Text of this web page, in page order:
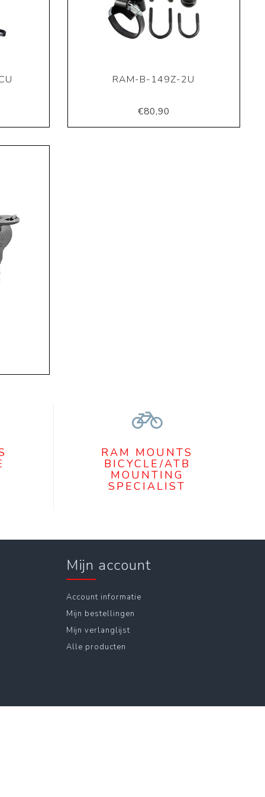
RAM-B-149Z-2U
€80,90
RAM MOUNTS
BICYCLE/ATB
MOUNTING
SPECIALIST
Mijn account
Account informatie
Mijn bestellingen
Mijn verlanglijst
Alle producten